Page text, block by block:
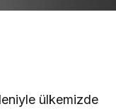
ülkemizde